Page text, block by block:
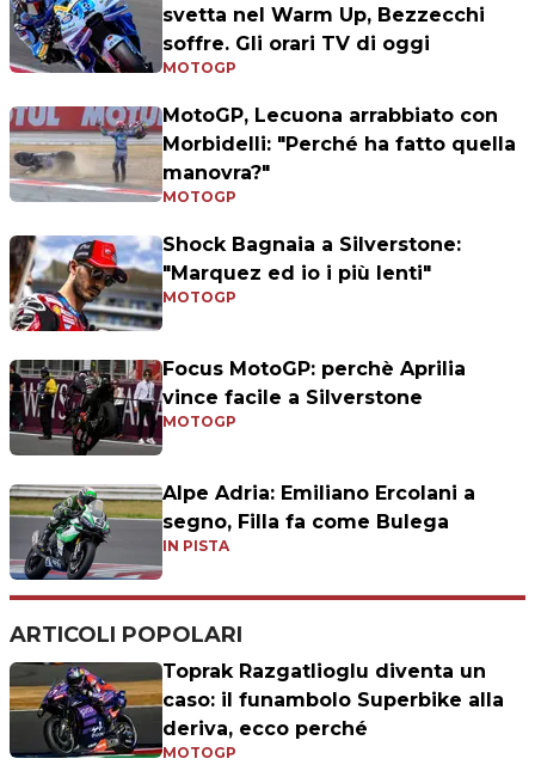
svetta nel Warm Up, Bezzecchi
soffre. Gli orari TV di oggi
MOTOGP
MotoGP, Lecuona arrabbiato con
Morbidelli: "Perché ha fatto quella
manovra?"
MOTOGP
Shock Bagnaia a Silverstone:
"Marquez ed io i più lenti"
MOTOGP
Focus MotoGP: perchè Aprilia
vince facile a Silverstone
MOTOGP
Alpe Adria: Emiliano Ercolani a
segno, Filla fa come Bulega
IN PISTA
ARTICOLI POPOLARI
Toprak Razgatlioglu diventa un
caso: il funambolo Superbike alla
deriva, ecco perché
MOTOGP